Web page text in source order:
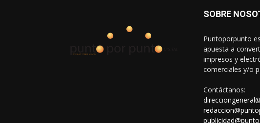
SOBRE
Puntoporpunto
apuesta a
impresos y
comerciales y/o
Contáctanos: